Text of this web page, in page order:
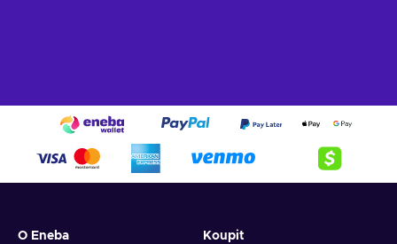
Singleplayer– The game includes a story campaign
meant for solo players;
Stylized graphics– This title stands out for its design
choices that emphasize certain features of the world by
simplifying and exaggerating them;
O Eneba Koupit